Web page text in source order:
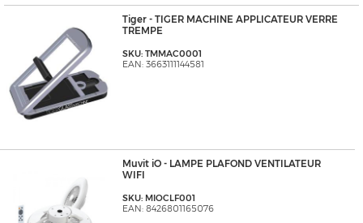
Tiger - TIGER MACHINE APPLICATEUR VERRE
TREMPE
SKU: TMMAC0001
EAN: 3663111144581
Muvit iO - LAMPE PLAFOND VENTILATEUR
WIFI
SKU: MIOCLF001
EAN: 8426801165076